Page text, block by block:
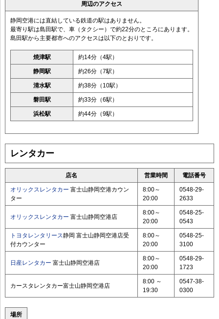
周辺のアクセス
静岡空港には直結している鉄道の駅はありません。
最寄り駅は島田駅で、車（タクシー）で約22分のところにあります。
島田駅から主要都市へのアクセスは以下のとおりです。
焼津駅 約14分（4駅）
静岡駅 約26分（7駅）
清水駅 約38分（10駅）
磐田駅 約33分（6駅）
浜松駅 約44分（9駅）
レンタカー
店名 営業時間 電話番号
オリックスレンタカー 富士山静岡空港カウン
ター
8:00～
20:00
0548-29-
2633
オリックスレンタカー 富士山静岡空港店
8:00～
20:00
0548-25-
0543
トヨタレンタリース静岡 富士山静岡空港店受
付カウンター
8:00～
20:00
0548-25-
3100
日産レンタカー 富士山静岡空港店
8:00～
20:00
0548-29-
1723
カースタレンタカー富士山静岡空港店
8:00 ～
19:30
0547-38-
0300
場所